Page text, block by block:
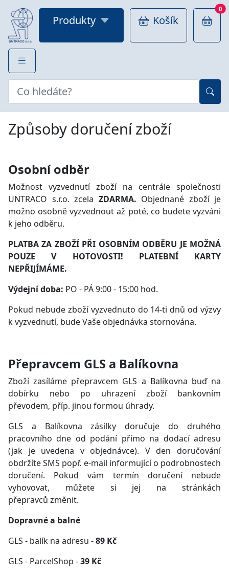
Produkty Košík
0
Způsoby doručení zboží
Osobní odběr
Možnost vyzvednutí zboží na centrále společnosti
UNTRACO s.r.o. zcela ZDARMA. Objednané zboží je
možno osobně vyzvednout až poté, co budete vyzváni
k jeho odběru.
PLATBA ZA ZBOŽÍ PŘI OSOBNÍM ODBĚRU JE MOŽNÁ
POUZE V HOTOVOSTI! PLATEBNÍ KARTY
NEPŘIJÍMÁME.
Výdejní doba: PO - PÁ 9:00 - 15:00 hod.
Pokud nebude zboží vyzvednuto do 14-ti dnů od výzvy
k vyzvednutí, bude Vaše objednávka stornována.
Přepravcem GLS a Balíkovna
Zboží zasíláme přepravcem GLS a Balíkovna buď na
dobírku nebo po uhrazení zboží bankovním
převodem, příp. jinou formou úhrady.
GLS a Balíkovna zásilky doručuje do druhého
pracovního dne od podání přímo na dodací adresu
(jak je uvedena v objednávce). V den doručování
obdržíte SMS popř. e-mail informující o podrobnostech
doručení. Pokud vám termín doručení nebude
vyhovovat, můžete si jej na stránkách
přepravců změnit.
Dopravné a balné
GLS - balík na adresu -89 Kč
GLS - ParcelShop -39 Kč